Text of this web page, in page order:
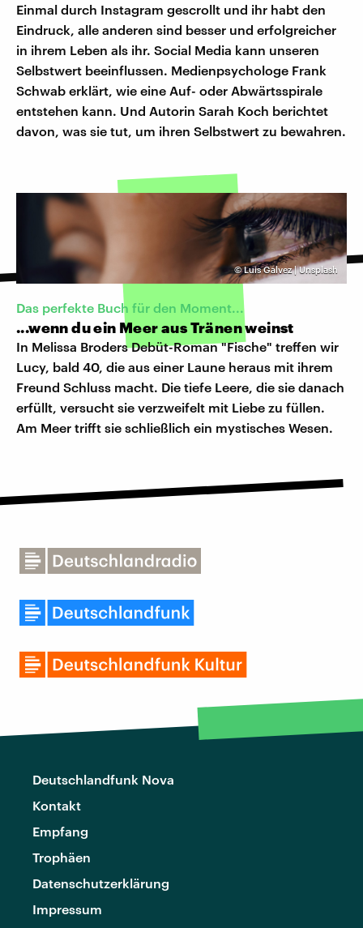
Einmal durch Instagram gescrollt und ihr habt den
Eindruck, alle anderen sind besser und erfolgreicher
in ihrem Leben als ihr. Social Media kann unseren
Selbstwert beeinflussen. Medienpsychologe Frank
Schwab erklärt, wie eine Auf- oder Abwärtsspirale
entstehen kann. Und Autorin Sarah Koch berichtet
davon, was sie tut, um ihren Selbstwert zu bewahren.
©Luis Galvez | Unsplash
Das perfekte Buch für den Moment...
...wenn du ein Meer aus Tränen weinst
In Melissa Broders Debüt-Roman "Fische" treffen wir
Lucy, bald 40, die aus einer Laune heraus mit ihrem
Freund Schluss macht. Die tiefe Leere, die sie danach
erfüllt, versucht sie verzweifelt mit Liebe zu füllen.
Am Meer trifft sie schließlich ein mystisches Wesen.
Deutschlandfunk Nova
Kontakt
Empfang
Trophäen
Datenschutzerklärung
Impressum